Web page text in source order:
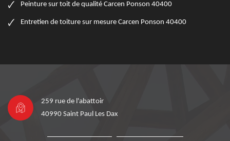
Peinture sur toit de qualité Carcen Ponson 40400
Entretien de toiture sur mesure Carcen Ponson 40400
259 rue de l'abattoir
40990 Saint Paul Les Dax